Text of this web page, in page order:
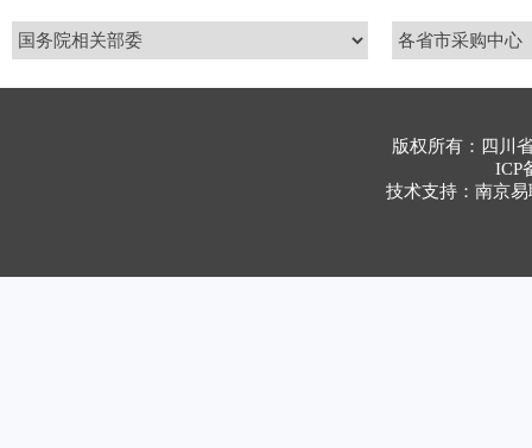
版权所有：四
ICP
技术支持：南京